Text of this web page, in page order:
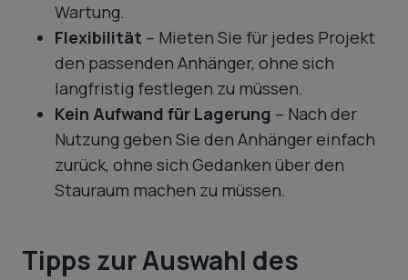
Wartung.
Flexibilität – Mieten Sie für jedes Projekt
den passenden Anhänger, ohne sich
langfristig festlegen zu müssen.
Kein Aufwand für Lagerung – Nach der
Nutzung geben Sie den Anhänger einfach
zurück, ohne sich Gedanken über den
Stauraum machen zu müssen.
Tipps zur Auswahl des